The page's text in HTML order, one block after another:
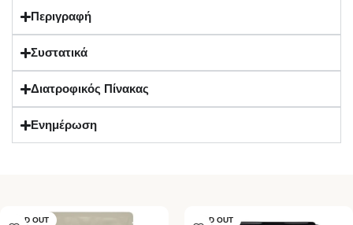
Περιγραφή
Συστατικά
Διατροφικός Πίνακας
Ενημέρωση
SOLD OUT SOLD OUT